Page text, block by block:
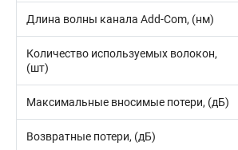
Длина волны канала Add-Com, (нм)
Количество используемых волокон,
(шт)
Максимальные вносимые потери, (дБ)
Возвратные потери, (дБ)